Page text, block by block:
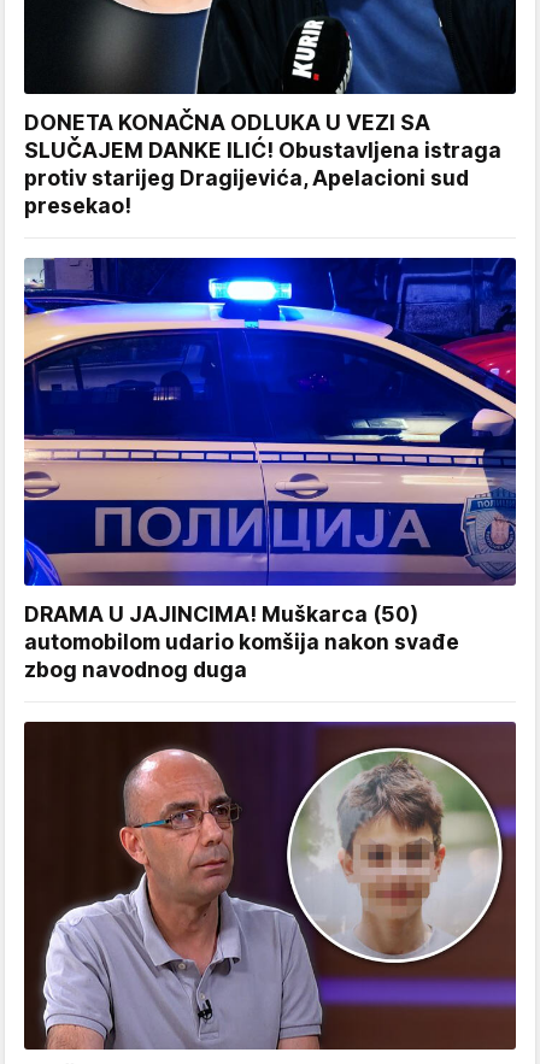
DONETA KONAČNA ODLUKA U VEZI SA
SLUČAJEM DANKE ILIĆ! Obustavljena istraga
protiv starijeg Dragijevića, Apelacioni sud
presekao!
DRAMA U JAJINCIMA! Muškarca (50)
automobilom udario komšija nakon svađe
zbog navodnog duga